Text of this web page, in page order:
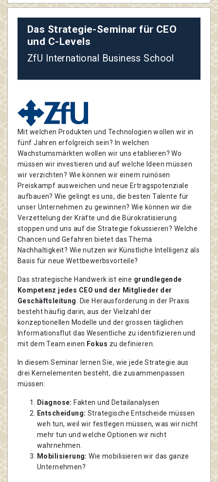
Das Strategie-Seminar für CEO
und C-Levels
ZfU International Business School
Mit welchen Produkten und Technologien wollen wir in
fünf Jahren erfolgreich sein? In welchen
Wachstumsmärkten wollen wir uns etablieren? Wo
müssen wir investieren und auf welche Ideen müssen
wir verzichten? Wie können wir einem ruinösen
Preiskampf ausweichen und neue Ertragspotenziale
aufbauen? Wie gelingt es uns, die besten Talente für
unser Unternehmen zu gewinnen? Wie können wir die
Verzettelung der Kräfte und die Bürokratisierung
stoppen und uns auf die Strategie fokussieren? Welche
Chancen und Gefahren bietet das Thema
Nachhaltigkeit? Wie nutzen wir Künstliche Intelligenz als
Basis für neue Wettbewerbsvorteile?
Das strategische Handwerk ist eine grundlegende
Kompetenz jedes CEO und der Mitglieder der
Geschäftsleitung
. Die Herausforderung in der Praxis
besteht häufig darin, aus der Vielzahl der
konzeptionellen Modelle und der grossen täglichen
Informationsflut das Wesentliche zu identifizieren und
mit dem Team einen Fokus zu definieren.
In diesem Seminar lernen Sie, wie jede Strategie aus
drei Kernelementen besteht, die zusammenpassen
müssen:
Diagnose: Fakten und Detailanalysen
Entscheidung: Strategische Entscheide müssen
weh tun, weil wir festlegen müssen, was wir nicht
mehr tun und welche Optionen wir nicht
wahrnehmen.
Mobilisierung:Wie mobilisieren wir das ganze
Unternehmen?